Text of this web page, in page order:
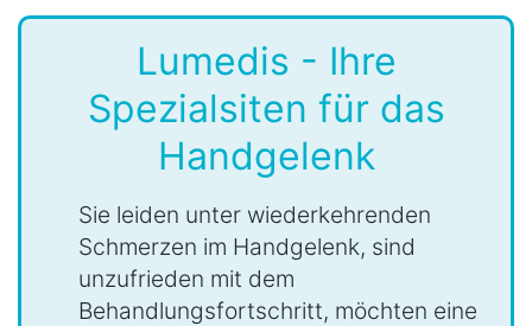
Lumedis - Ihre
Spezialsiten für das
Handgelenk
Sie leiden unter wiederkehrenden
Schmerzen im Handgelenk, sind
unzufrieden mit dem
Behandlungsfortschritt, möchten eine